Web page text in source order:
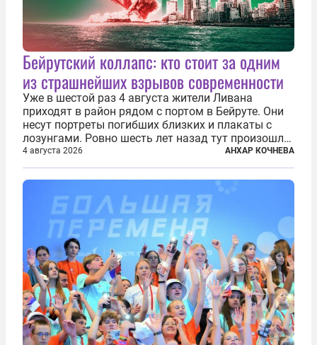
Бейрутский коллапс: кто стоит за одним
из страшнейших взрывов современности
Уже в шестой раз 4 августа жители Ливана
приходят в район рядом с портом в Бейруте. Они
несут портреты погибших близких и плакаты с
лозунгами. Ровно шесть лет назад тут произошла
одна из самых страшных техногенных катастроф
нашего времени — взрыв гигантского количества
селитры. Тогда в ливанской...
4 августа 2026 АНХАР КОЧНЕВА